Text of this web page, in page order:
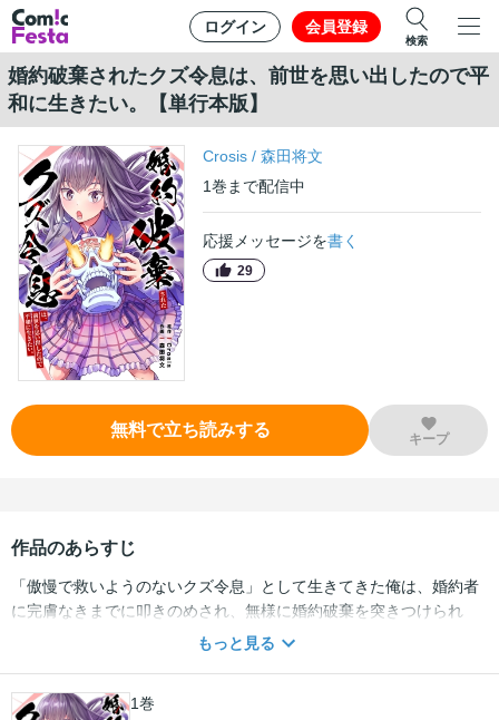
ログイン 会員登録
検索
婚約破棄されたクズ令息は、前世を思い出したので平
和に生きたい。【単行本版】
Crosis /森田将文
1巻 まで配信中
応援メッセージを書く
29
無料で立ち読みする キープ
作品のあらすじ
「傲慢で救いようのないクズ令息」として生きてきた俺は、婚約者
に完膚なきまでに叩きのめされ、無様に婚約破棄を突きつけられ
た。しかし、その衝撃で前世の記憶が鮮烈に蘇る…。いま居るここ
自分が手にした「伝説級の装備」や「勇者級スキル」が当時のまま
もっと見る
1巻